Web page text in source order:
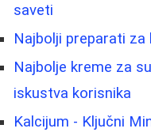
saveti
Najbolji preparati
Najbolje kreme za
iskustva korisnika
Kalcijum - Ključni